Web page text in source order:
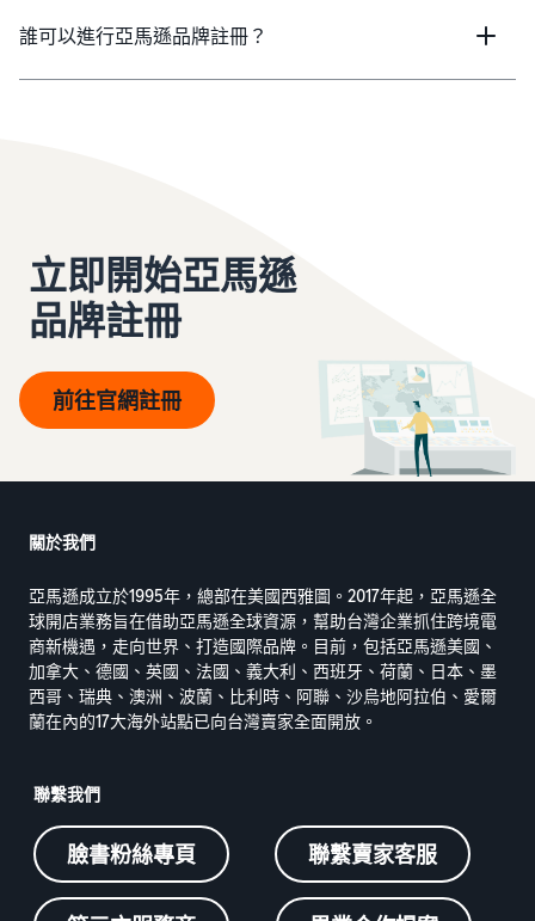
誰可以進行亞馬遜品牌註冊？
立即開始亞馬遜
品牌註冊
前往官網註冊
關於我們
亞馬遜成立於1995年，總部在美國西雅圖。2017年起，亞馬遜全
球開店業務旨在借助亞馬遜全球資源，幫助台灣企業抓住跨境電
商新機遇，走向世界、打造國際品牌。目前，包括亞馬遜美國、
加拿大、德國、英國、法國、義大利、西班牙、荷蘭、日本、墨
西哥、瑞典、澳洲、波蘭、比利時、阿聯、沙烏地阿拉伯、愛爾
蘭在內的17大海外站點已向台灣賣家全面開放。
聯繫我們
臉書粉絲專頁 聯繫賣家客服